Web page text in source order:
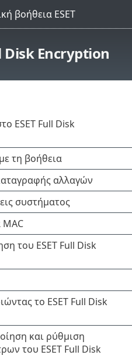
Disk Encryption